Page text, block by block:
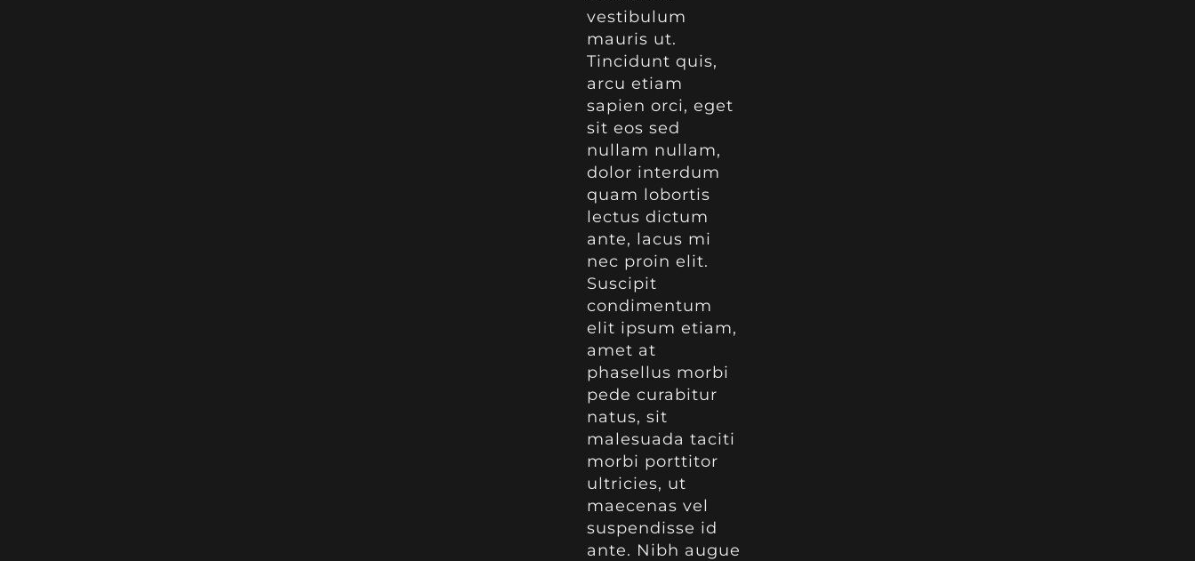
vestibulum
mauris ut.
Tincidunt quis,
arcu etiam
sapien orci, eget
sit eos sed
nullam nullam,
dolor interdum
quam lobortis
lectus dictum
ante, lacus mi
nec proin elit.
Suscipit
condimentum
elit ipsum etiam,
amet at
phasellus morbi
pede curabitur
natus, sit
malesuada taciti
morbi porttitor
ultricies, ut
maecenas vel
suspendisse id
ante. Nibh augue